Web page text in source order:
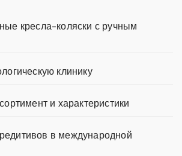
кресла-коляски с ручным
клинику
и характеристики
в международной